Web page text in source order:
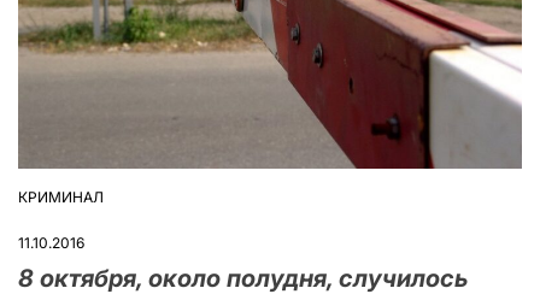
ОПУБЛІКУВАТИ
КРИМИНАЛ
11.10.2016
8 октября, около полудня, случилось